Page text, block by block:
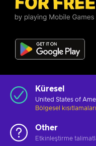
Küresel
United States of
Bölgesel kısıtlamaları
Other
Etkinleştirme